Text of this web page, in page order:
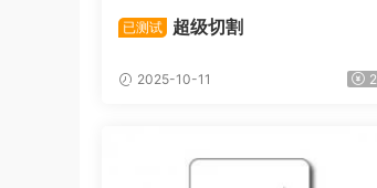
已测试 超级切割
2025-10-11 2